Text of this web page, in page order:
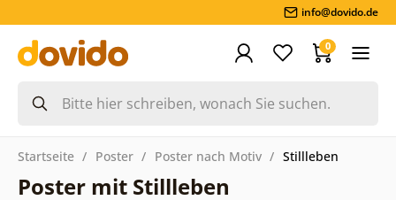
info@dovido.de
0
Startseite Poster Poster nach Motiv Stillleben
Poster mit Stillleben